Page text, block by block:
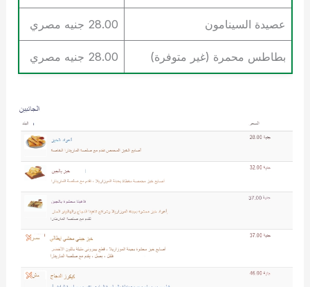
عصيدة السينامون 28.00 جنيه مصري
بطاطس محمرة (غير متوفرة) 28.00 جنيه مصري